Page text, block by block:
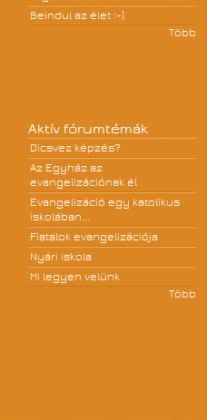
Beindul az élet :-)
Több
Aktív fórumtémák
Dicsvez képzés?
Az Egyház az
evangelizációnak él
Evangelizáció egy katolikus
iskolában...
Fiatalok evangelizációja
Nyári iskola
Mi legyen velünk
Több